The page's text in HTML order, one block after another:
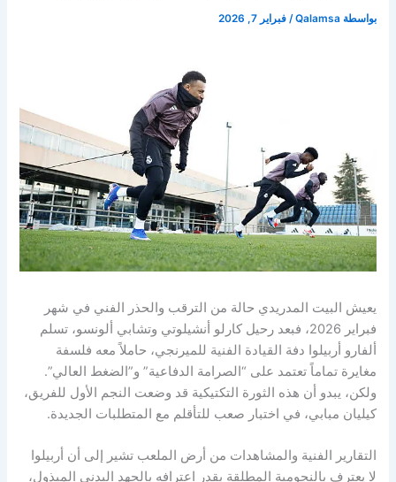
بواسطة Qalamsa
/فبراير 7, 2026
يعيش البيت المدريدي حالة من الترقب والحذر الفني في شهر
فبراير 2026، فبعد رحيل كارلو أنشيلوتي وتشابي ألونسو، تسلم
ألفارو أربيلوا دفة القيادة الفنية للميرنجي، حاملاً معه فلسفة
مغايرة تماماً تعتمد على “الصرامة الدفاعية” و”الضغط العالي”.
ولكن، يبدو أن هذه الثورة التكتيكية قد وضعت النجم الأول للفريق،
كيليان مبابي، في اختبار صعب للتأقلم مع المتطلبات الجديدة.
التقارير الفنية والمشاهدات من أرض الملعب تشير إلى أن أربيلوا
لا يعترف بالنجومية المطلقة بقدر اعترافه بالجهد البدني المبذول،